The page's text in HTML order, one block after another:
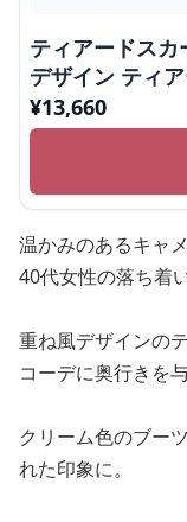
ティアードスカート ティアードスカー
デザイン ティ
¥13,660
温かみのあるキャ
40代女性の落ち着
重ね風デザインの
コーデに奥行きを
クリーム色のブー
れた印象に。